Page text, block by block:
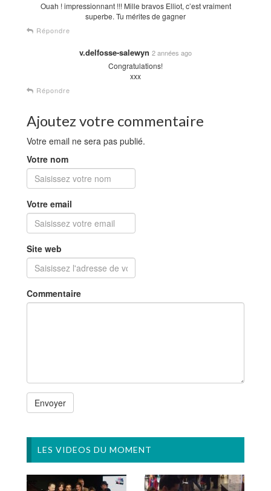
Ouah ! impressionnant !!! Mille bravos Elliot, c’est vraiment
superbe. Tu mérites de gagner
Répondre
v.delfosse-salewyn 2 années ago
Congratulations!
xxx
Répondre
Ajoutez votre commentaire
Votre email ne sera pas publié.
Votre nom
Votre email
Site web
Commentaire
LES VIDEOS DU MOMENT